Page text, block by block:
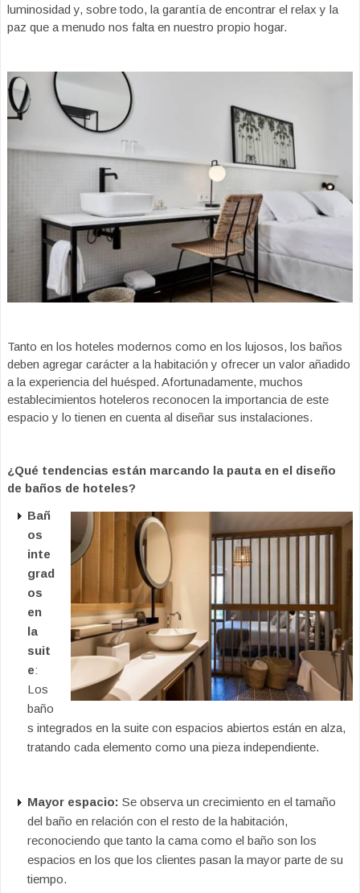
luminosidad y, sobre todo, la garantía de encontrar el relax y la
paz que a menudo nos falta en nuestro propio hogar.
Tanto en los hoteles modernos como en los lujosos, los baños
deben agregar carácter a la habitación y ofrecer un valor añadido
a la experiencia del huésped. Afortunadamente, muchos
establecimientos hoteleros reconocen la importancia de este
espacio y lo tienen en cuenta al diseñar sus instalaciones.
¿Qué tendencias están marcando la pauta en el diseño
de baños de hoteles?
Bañ
os
inte
grad
os
en
la
suit
e:
Los
baño
s integrados en la suite con espacios abiertos están en alza,
tratando cada elemento como una pieza independiente.
Mayor espacio: Se observa un crecimiento en el tamaño
del baño en relación con el resto de la habitación,
reconociendo que tanto la cama como el baño son los
espacios en los que los clientes pasan la mayor parte de su
tiempo.